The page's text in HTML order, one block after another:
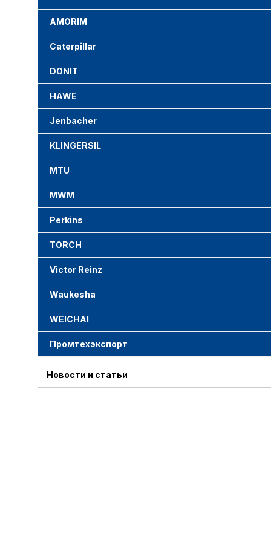
AMORIM
Caterpillar
DONIT
HAWE
Jenbacher
KLINGERSIL
MTU
MWM
Perkins
TORCH
Victor Reinz
Waukesha
WEICHAI
Промтехэкспорт
Новости и статьи